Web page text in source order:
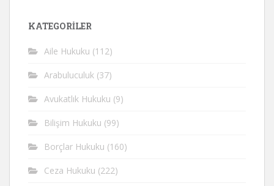
KATEGORİLER
Aile Hukuku (112)
Arabuluculuk (37)
Avukatlık Hukuku (9)
Bilişim Hukuku (99)
Borçlar Hukuku (160)
Ceza Hukuku (222)